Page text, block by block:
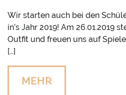
Wir starten auch bei den
in’s Jahr 2019! Am 26.01.2019
Outfit und freuen uns auf
[…]
MEHR